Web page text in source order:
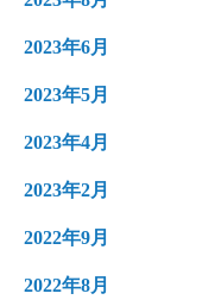
2023年6月
2023年5月
2023年4月
2023年2月
2022年9月
2022年8月